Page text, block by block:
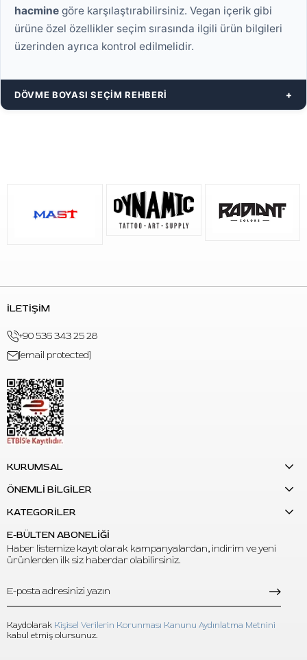
hacmine göre karşılaştırabilirsiniz. Vegan içerik gibi
ürüne özel özellikler seçim sırasında ilgili ürün bilgileri
üzerinden ayrıca kontrol edilmelidir.
DÖVME BOYASI SEÇIM REHBERI
İLETİŞİM
+90 536 343 25 28
[email protected]
KURUMSAL
ÖNEMLİ BİLGİLER
KATEGORİLER
E-BÜLTEN ABONELİĞİ
Haber listemize kayıt olarak kampanyalardan, indirim ve yeni
ürünlerden ilk siz haberdar olabilirsiniz.
Kaydolarak Kişisel Verilerin Korunması Kanunu Aydınlatma Metnini
kabul etmiş olursunuz.